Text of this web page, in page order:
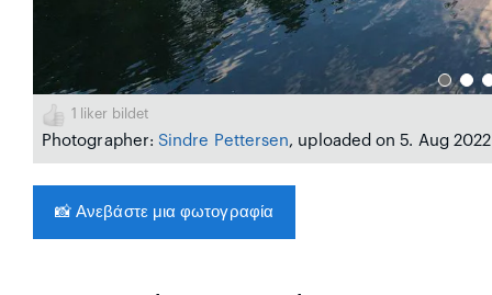
1 liker bildet
Photographer: Sindre Pettersen, uploaded on 5. Aug 2022
📸 Ανεβάστε μια φωτογραφία